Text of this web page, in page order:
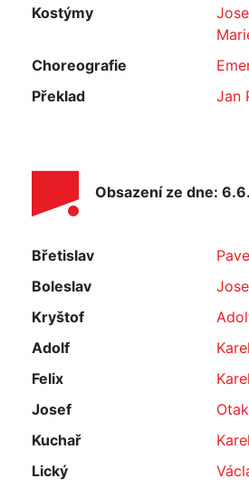
Kostýmy
Choreografie
Překlad
Jan
Obsazení ze dne:
Břetislav
Boleslav
Kryštof
Adolf
Felix
Josef
Kuchař
Lický